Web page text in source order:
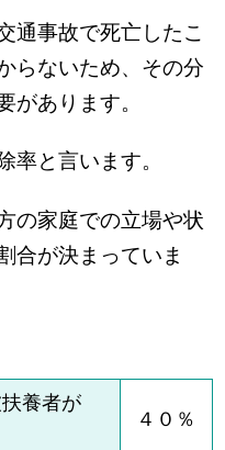
通事故で死亡したこ
らないため、その分
があります。
率と言います。
の家庭での立場や状
合が決まっていま
養者が
４０％